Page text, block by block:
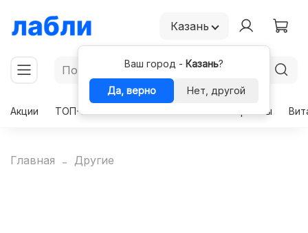
Казань
Ваш город - Казань?
Да, верно
Нет, другой
Акции
ТОП-50 Гормоны
Главная Другие